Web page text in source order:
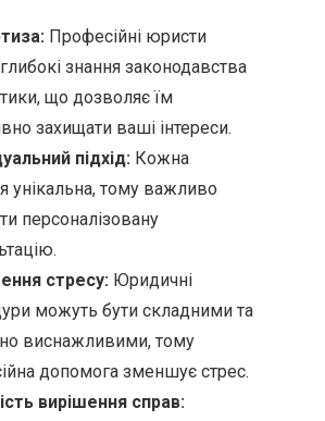
Професійні юристи
знання законодавства
що дозволяє їм
захищати ваші інтереси.
підхід: Кожна
унікальна, тому важливо
персоналізовану
стресу: Юридичні
можуть бути складними та
виснажливими, тому
допомога зменшує стрес.
вирішення справ: